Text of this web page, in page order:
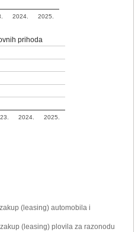
2024. 2025.
prihoda
2024. 2025.
(leasing) automobila i
(leasing) plovila za razonodu